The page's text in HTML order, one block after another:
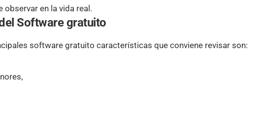
en la vida real.
Software gratuito
software gratuito características que conviene revisar son: